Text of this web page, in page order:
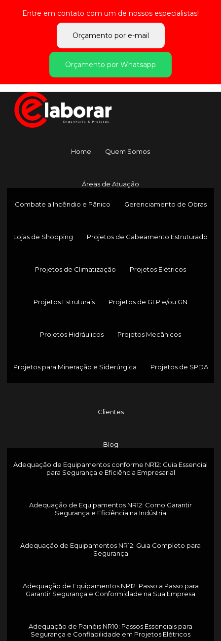
Entre em contato com um de nossos especialistas!
Orçamento por e-mail
Orçamento por Whatsapp
Home Quem Somos
Áreas de Atuação
Combate a Incêndio e Pânico Gerenciamento de Obras
Lojas de Shopping Projetos de Cabeamento Estruturado
Projetos de Climatização Projetos Elétricos
Projetos Estruturais Projetos de GLP e/ou GN
Projetos Hidráulicos Projetos Mecânicos
Projetos para Mineração e Siderúrgica Projetos de SPDA
Clientes
Blog
Adequação de Equipamentos conforme NR12: Guia Essencial
para Segurança e Eficiência Empresarial
Adequação de Equipamentos NR12: Como Garantir
Segurança e Eficiência na Indústria
Adequação de Equipamentos NR12: Guia Completo para
Segurança
Adequação de Equipamentos NR12: Passo a Passo para
Garantir Segurança e Conformidade na Sua Empresa
Adequação de Painéis NR10: Passos Essenciais para
Segurança e Confiabilidade em Projetos Elétricos